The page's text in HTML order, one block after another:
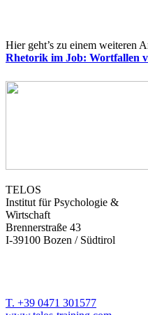
Hier geht’s zu einem weiteren
Rhetorik im Job: Wortfallen
TELOS
Institut für Psychologie &
Wirtschaft
Brennerstraße 43
I-39100 Bozen / Südtirol
T. +39 0471 301577